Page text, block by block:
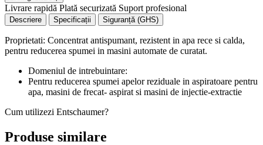
Livrare rapidă Plată securizată Suport profesional
Descriere Specificații Siguranță (GHS)
Proprietati: Concentrat antispumant, rezistent in apa rece si calda,
pentru reducerea spumei in masini automate de curatat.
Domeniul de intrebuintare:
Pentru reducerea spumei apelor reziduale in aspiratoare pentru
apa, masini de frecat- aspirat si masini de injectie-extractie
Cum utilizezi Entschaumer?
Produse similare